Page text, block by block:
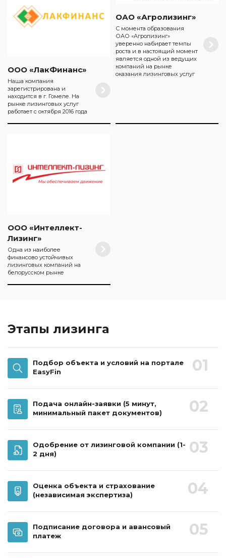
ООО «ЛакФинанс»
Наша компания
зарегистрирована и
находится в г. Гомеле. На
рынке лизинговых услуг
работает с октября 2016 года
ОАО «Агролизинг»
С момента образования
ОАО «Агролизинг»
уверенно набирает темпы
роста и в настоящий момент
является одной из ведущих
компаний на рынке
оказания лизинговых услуг
ООО «Интеллект-
Лизинг»
Одна из наиболее
финансово устойчивых
лизинговых компаний на
белорусском рынке
Этапы лизинга
01
Подбор объекта и условий на портале
EasyFin
02
Подача онлайн-заявки (5 минут,
минимальный пакет документов)
03
Одобрение от лизинговой компании (1-
2 дня)
04
Оценка объекта и страхование
(независимая экспертиза)
05
Подписание договора и авансовый
платеж